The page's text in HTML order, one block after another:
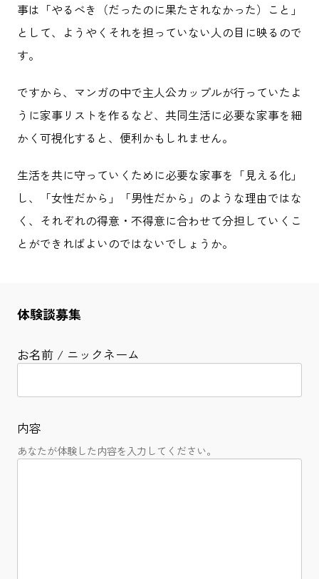
事は「やるべき（だったのに果たされなかった）こと」
として、ようやくそれを担っていない人の目に映るので
す。
ですから、マンガの中で主人公カップルが行っていたよ
うに家事リストを作るなど、共同生活に必要な家事を細
かく可視化すると、便利かもしれません。
生活を共に守っていくために必要な家事を「見える化」
し、「女性だから」「男性だから」のような理由ではな
く、それぞれの得意・不得意に合わせて分担していくこ
とができればよいのではないでしょうか。
体験談募集
お名前 / ニックネーム
内容
あなたが体験した内容を入力してください。